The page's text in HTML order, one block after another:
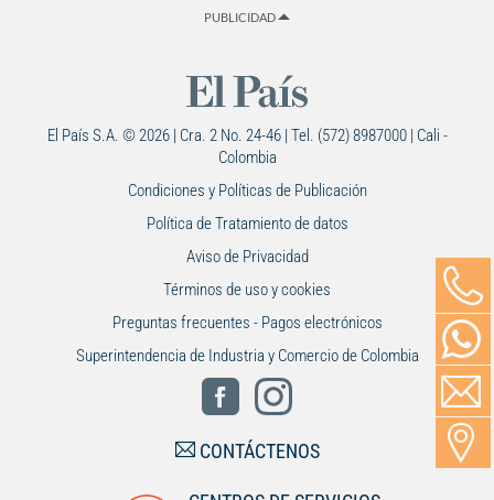
PUBLICIDAD
El País S.A. © 2026 | Cra. 2 No. 24-46 | Tel. (572) 8987000 | Cali -
Colombia
Condiciones y Políticas de Publicación
Política de Tratamiento de datos
Aviso de Privacidad
Términos de uso y cookies
Preguntas frecuentes - Pagos electrónicos
Superintendencia de Industria y Comercio de Colombia
CONTÁCTENOS